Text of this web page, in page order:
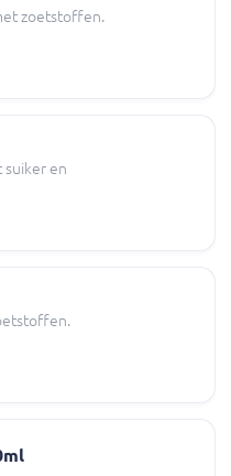
zoetstoffen.
suiker en